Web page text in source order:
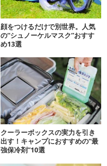
顔をつけるだけで別世界。人気
の“シュノーケルマスク”おすす
め13選
クーラーボックスの実力を引き
出す！キャンプにおすすめの“最
強保冷剤”10選